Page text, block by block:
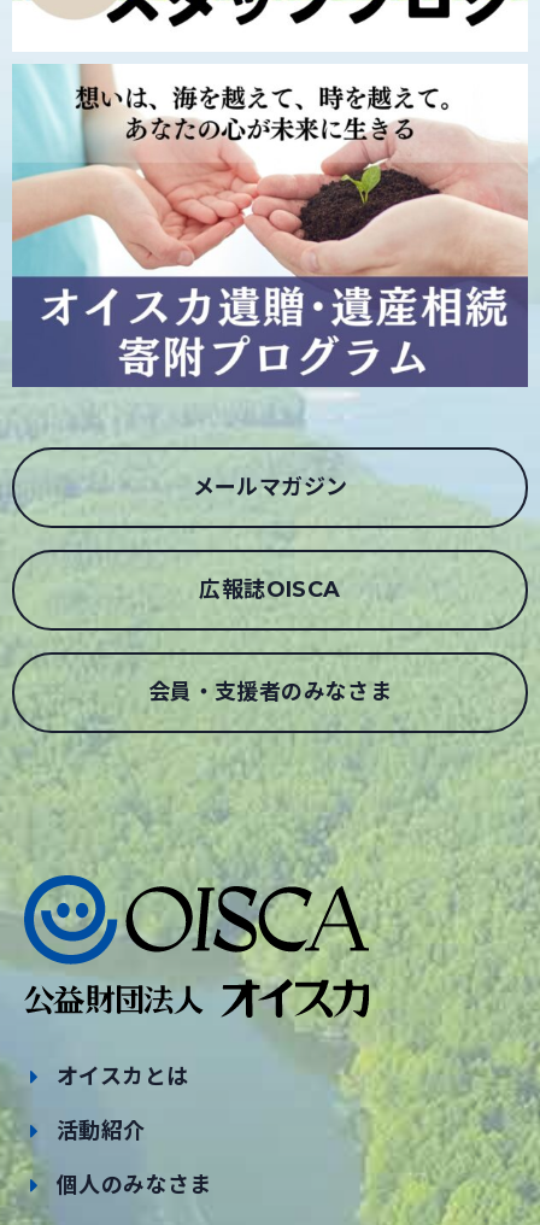
メールマガジン
広報誌OISCA
会員・支援者のみなさま
オイスカとは
活動紹介
個人のみなさま